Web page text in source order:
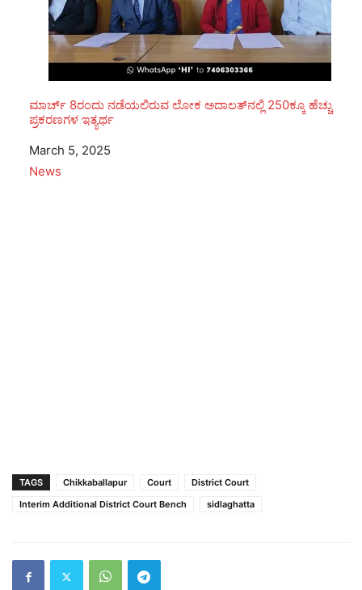
ಮಾರ್ಚ್ 8ರಂದು ನಡೆಯಲಿರುವ ಲೋಕ ಅದಾಲತ್‌ನಲ್ಲಿ 250ಕ್ಕೂ ಹೆಚ್ಚು
ಪ್ರಕರಣಗಳ ಇತ್ಯರ್ಥ
Date
March 5, 2025
In relation to
News
TAGS Chikkaballapur Court
District Court
Interim Additional District Court Bench
sidlaghatta